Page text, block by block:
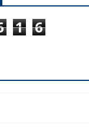
1 6